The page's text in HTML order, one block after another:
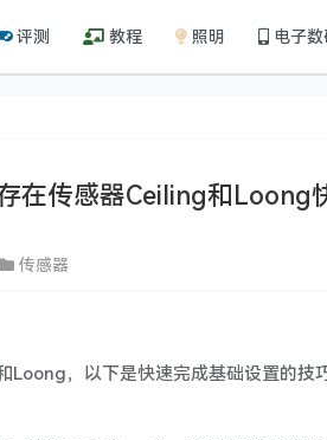
评测 教程 照明 电子数
在传感器Ceiling和Loong
传感器
，以下是快速完成基础设置的技